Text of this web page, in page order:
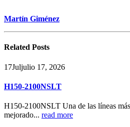
Martín Giménez
Related Posts
17Juljulio 17, 2026
H150-2100NSLT
H150-2100NSLT Una de las líneas
mejorado... read more